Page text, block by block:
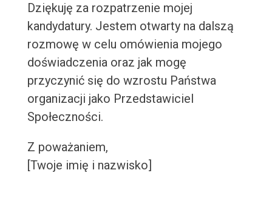
Dziękuję za rozpatrzenie mojej
kandydatury. Jestem otwarty na dalszą
rozmowę w celu omówienia mojego
doświadczenia oraz jak mogę
przyczynić się do wzrostu Państwa
organizacji jako Przedstawiciel
Społeczności.
Z poważaniem,
[Twoje imię i nazwisko]